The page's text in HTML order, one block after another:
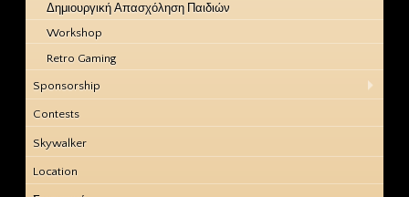
Δημιουργική Απασχόληση Παιδιών
Workshop
Retro Gaming
Sponsorship
Contests
Skywalker
Location